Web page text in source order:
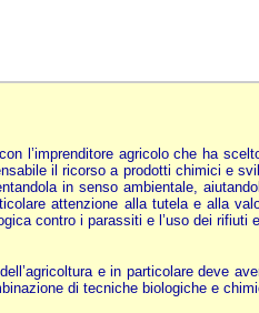
l’imprenditore agricolo che ha
il ricorso a prodotti chimici e
in senso ambientale,
attenzione alla tutela e alla
contro i parassiti e l’uso dei
e in particolare deve
di tecniche biologiche e